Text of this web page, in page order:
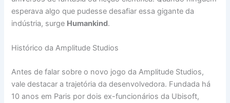
esperava algo que pudesse desafiar essa gigante da
indústria, surge Humankind.
Histórico da Amplitude Studios
Antes de falar sobre o novo jogo da Amplitude Studios,
vale destacar a trajetória da desenvolvedora. Fundada há
10 anos em Paris por dois ex-funcionários da Ubisoft,